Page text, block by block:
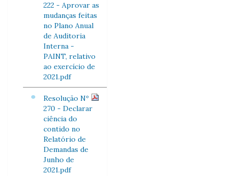
222 - Aprovar as
mudanças feitas
no Plano Anual
de Auditoria
Interna -
PAINT, relativo
ao exercício de
2021.pdf
Resolução Nº
270 - Declarar
ciência do
contido no
Relatório de
Demandas de
Junho de
2021.pdf